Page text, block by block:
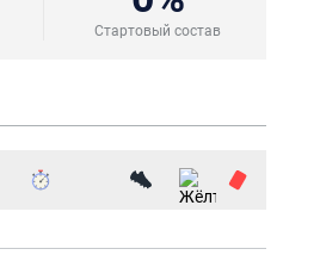
Стартовый состав